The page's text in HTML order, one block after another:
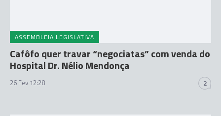
ASSEMBLEIA LEGISLATIVA
Cafôfo quer travar “negociatas” com venda do
Hospital Dr. Nélio Mendonça
26 Fev 12:28 2